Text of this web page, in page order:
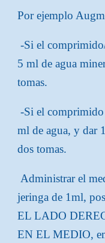
Por ejemplo
-Si el
5 ml de agua
tomas.
-Si el
ml de agua, y dar
dos tomas.
Administrar el
jeringa de 1ml,
EL LADO
EN EL MEDIO,